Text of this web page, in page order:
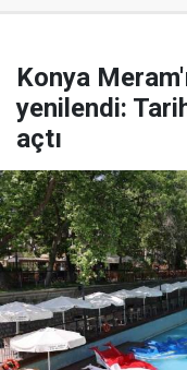
Konya
yenilendi:
açtı